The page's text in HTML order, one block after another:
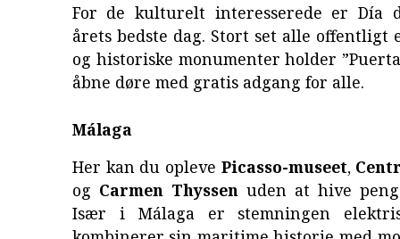
For de kulturelt interesserede er Día
årets bedste dag. Stort set alle offentligt
og historiske monumenter holder
åbne døre med gratis adgang for alle.
Málaga
Her kan du opleve Picasso-museet,
og Carmen Thyssen uden at hive
Især i Málaga er stemningen